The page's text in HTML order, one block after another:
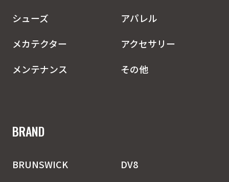
シューズ
アパレル
メカテクター
アクセサリー
メンテナンス
その他
BRAND
BRUNSWICK
DV8